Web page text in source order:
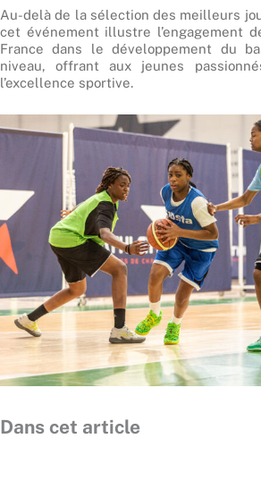
Au-delà de la sélection des meilleurs
cet événement illustre l’engagement
France dans le développement du
niveau, offrant aux jeunes
l’excellence sportive.
Dans cet article